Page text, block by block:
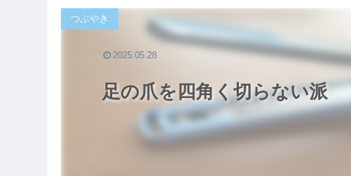
足の爪を四角く切らない派
つぶやき
2025.05.28